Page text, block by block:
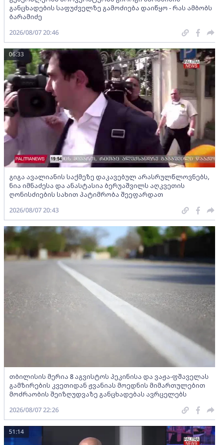
განცხადების საფუძველზე გამოძიება დაიწყო - რას ამბობს
ბარამიძე
2026/08/07 20:46
გიგა ავალიანის საქმეზე დაკავებულ არასრულწლოვნებს,
ნია იმნაძესა და ანასტასია ბერუაშვილს აღკვეთის
ღონისძიების სახით პატიმრობა შეეფარდათ
06:33
2026/08/07 20:43
თბილისის მერია 8 აგვისტოს პეკინისა და ვაჟა-ფშაველას
გამზირების კვეთიდან ჟვანიას მოედნის მიმართულებით
მოძრაობის შეიზღუდვაზე განცხადებას ავრცელებს
2026/08/07 22:26
51:14